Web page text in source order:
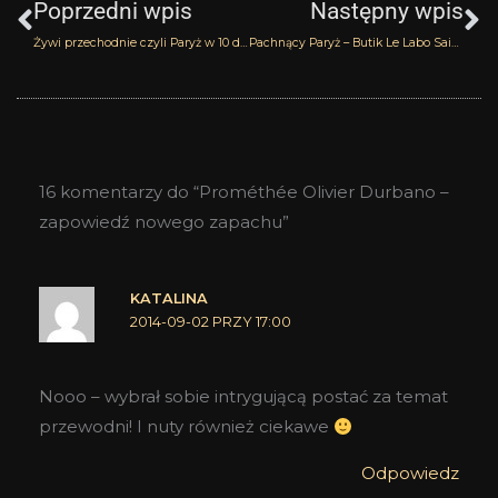
Poprzedni wpis
Żywi przechodnie czyli Paryż w 10 dni
Następny wpis
Pachnący Paryż – Butik Le Labo Saint Germain
16 komentarzy do “Prométhée Olivier Durbano –
zapowiedź nowego zapachu”
KATALINA
2014-09-02 PRZY 17:00
Nooo – wybrał sobie intrygującą postać za temat
przewodni! I nuty również ciekawe
Odpowiedz